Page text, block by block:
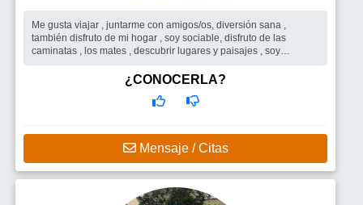
Me gusta viajar , juntarme con amigos/os, diversión sana ,
también disfruto de mi hogar , soy sociable, disfruto de las
caminatas , los mates , descubrir lugares y paisajes , soy
Amigos principalmente para disfrutar de este trayecto de
¿CONOCERLA?
Mensaje / Citas